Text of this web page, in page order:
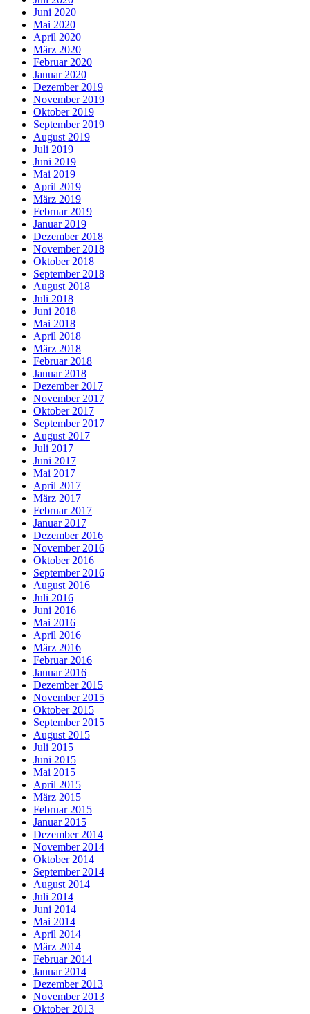
Juni 2020
Mai 2020
April 2020
März 2020
Februar 2020
Januar 2020
Dezember 2019
November 2019
Oktober 2019
September 2019
August 2019
Juli 2019
Juni 2019
Mai 2019
April 2019
März 2019
Februar 2019
Januar 2019
Dezember 2018
November 2018
Oktober 2018
September 2018
August 2018
Juli 2018
Juni 2018
Mai 2018
April 2018
März 2018
Februar 2018
Januar 2018
Dezember 2017
November 2017
Oktober 2017
September 2017
August 2017
Juli 2017
Juni 2017
Mai 2017
April 2017
März 2017
Februar 2017
Januar 2017
Dezember 2016
November 2016
Oktober 2016
September 2016
August 2016
Juli 2016
Juni 2016
Mai 2016
April 2016
März 2016
Februar 2016
Januar 2016
Dezember 2015
November 2015
Oktober 2015
September 2015
August 2015
Juli 2015
Juni 2015
Mai 2015
April 2015
März 2015
Februar 2015
Januar 2015
Dezember 2014
November 2014
Oktober 2014
September 2014
August 2014
Juli 2014
Juni 2014
Mai 2014
April 2014
März 2014
Februar 2014
Januar 2014
Dezember 2013
November 2013
Oktober 2013